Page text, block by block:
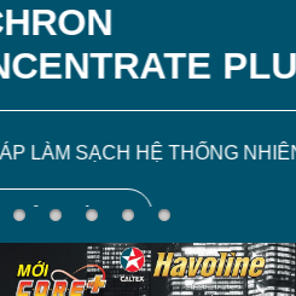
PLUS
HỆ THỐNG NHIÊN LIỆU